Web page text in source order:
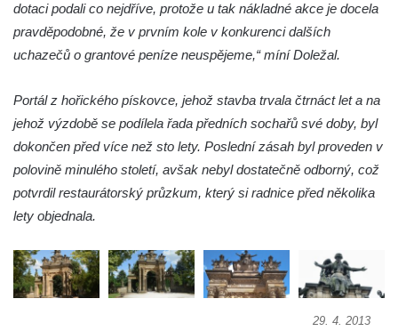
Socha Skupina jeřábů v Tierpark Chemnitz
Socha Tygr v ZOO Leipzig
Socha Atlet v ZOO Leipzig
Socha Marabu v ZOO Leipzig
Socha Mladý slon v ZOO Leipzig
Socha Býk v ZOO Dresden
dotaci podali co nejdříve, protože u tak nákladné akce je docela
pravděpodobné, že v prvním kole v konkurenci dalších
uchazečů o grantové peníze neuspějeme,“ míní Doležal.
Portál z hořického pískovce, jehož stavba trvala čtrnáct let a na
jehož výzdobě se podílela řada předních sochařů své doby, byl
dokončen před více než sto lety. Poslední zásah byl proveden v
polovině minulého století, avšak nebyl dostatečně odborný, což
potvrdil restaurátorský průzkum, který si radnice před několika
lety objednala.
29. 4. 2013